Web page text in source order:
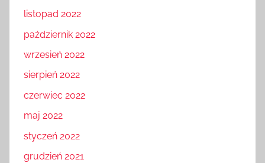
listopad 2022
październik 2022
wrzesień 2022
sierpień 2022
czerwiec 2022
maj 2022
styczeń 2022
grudzień 2021